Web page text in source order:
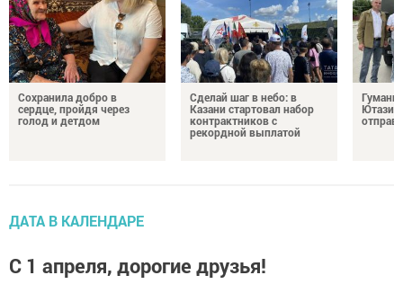
Сохранила добро в
сердце, пройдя через
голод и детдом
Сделай шаг в небо: в
Казани стартовал набор
контрактников с
рекордной выплатой
ДАТА В КАЛЕНДАРЕ
С 1 апреля, дорогие друзья!